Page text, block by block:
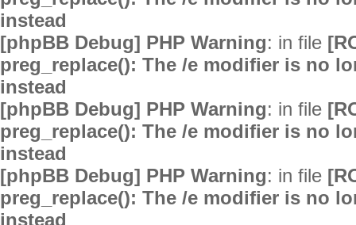
instead
[phpBB Debug] PHP Warning: in file
preg_replace(): The /e modifier is no
instead
[phpBB Debug] PHP Warning: in file
preg_replace(): The /e modifier is no
instead
[phpBB Debug] PHP Warning: in file
preg_replace(): The /e modifier is no
instead